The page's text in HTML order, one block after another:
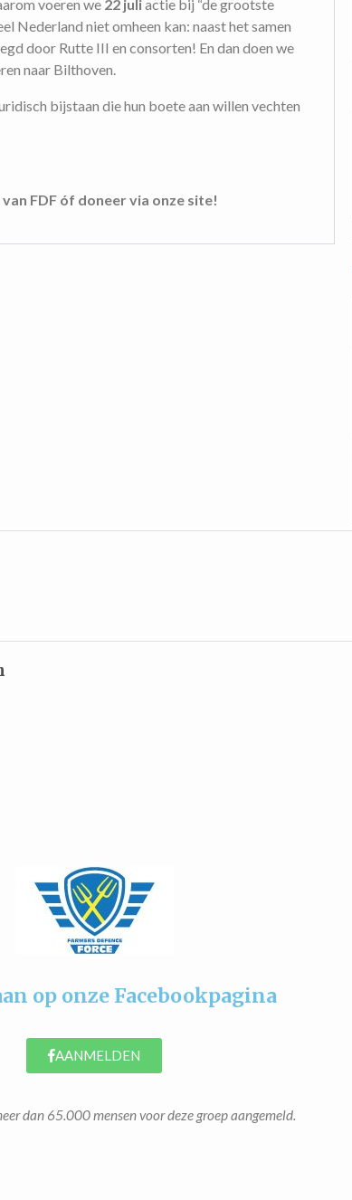
voeren we 22 juliactie bij “de grootste
Nederland niet omheen kan: naast het samen
door Rutte III en consorten! En dan doen we
naar Bilthoven.
bijstaan die hun boete aan willen vechten
FDF óf doneer via onze site!
op onze Facebookpagina
AANMELDEN
dan 65.000 mensen voor deze groep aangemeld.